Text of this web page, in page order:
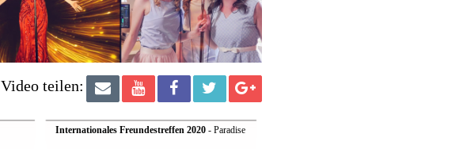
Video teilen:
Internationales Freundestreffen 2020- Paradise